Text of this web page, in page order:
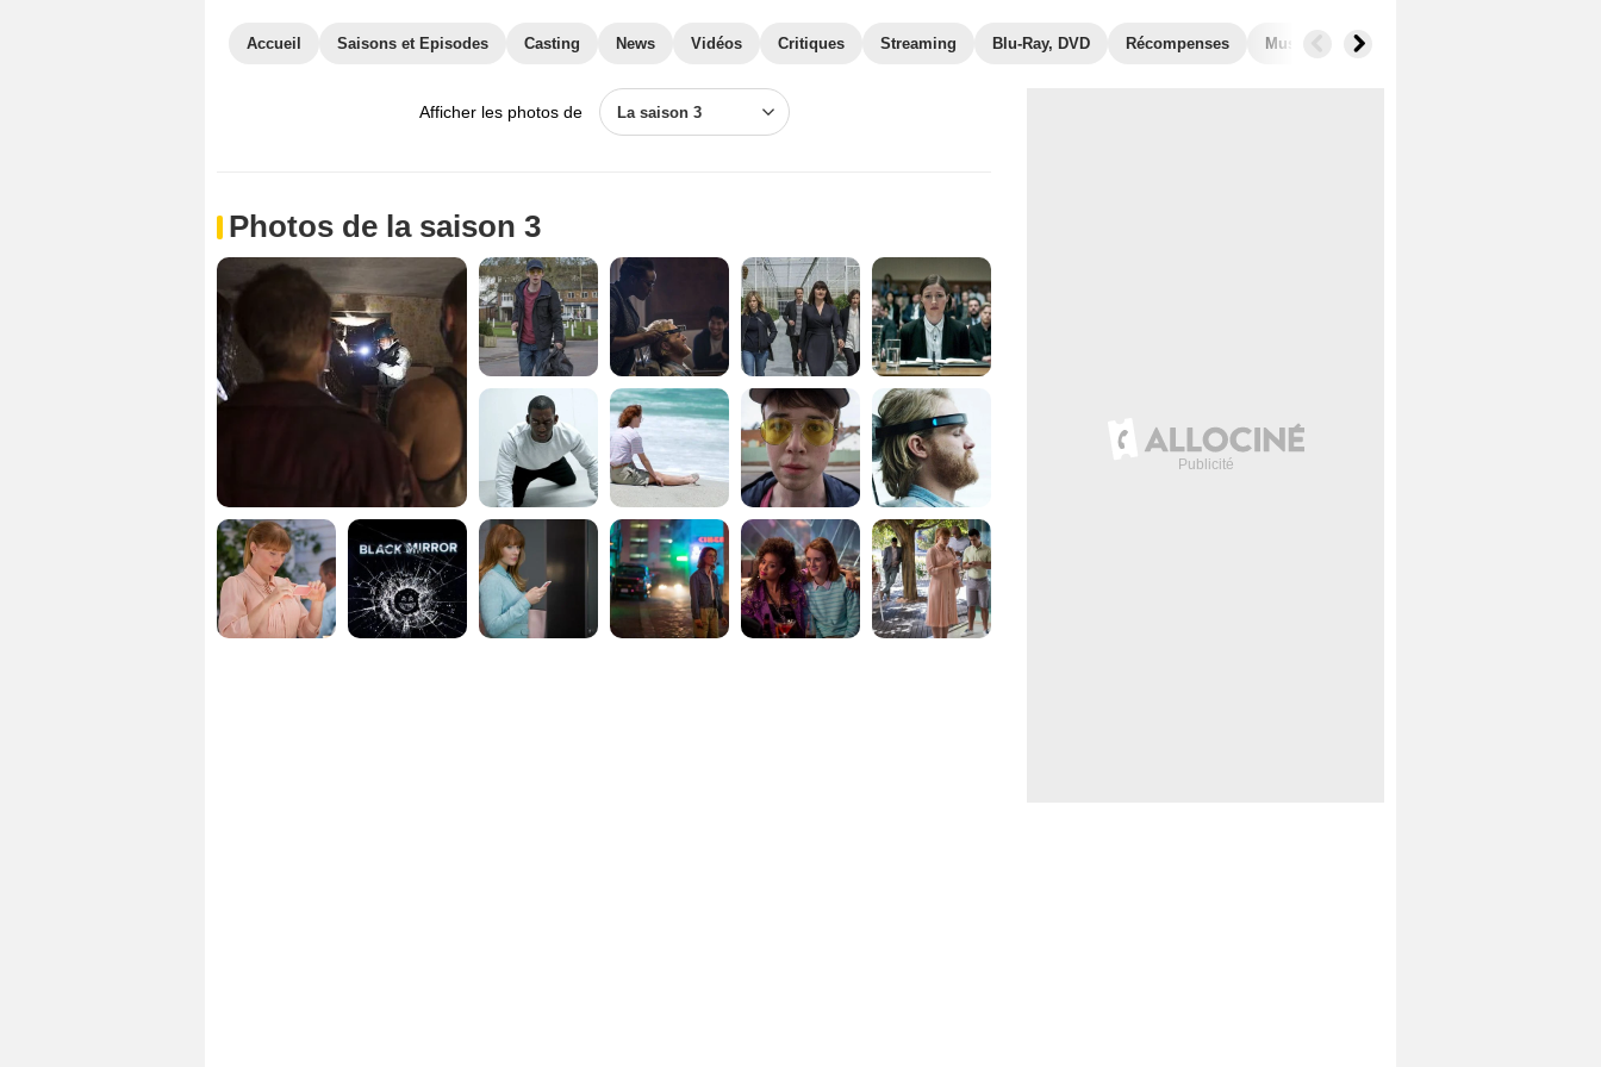
Accueil Saisons et Episodes Casting News Vidéos Critiques Streaming Blu-Ray, DVD Récompenses Musique Photos
Afficher les photos de La saison 3
Photos de la saison 3